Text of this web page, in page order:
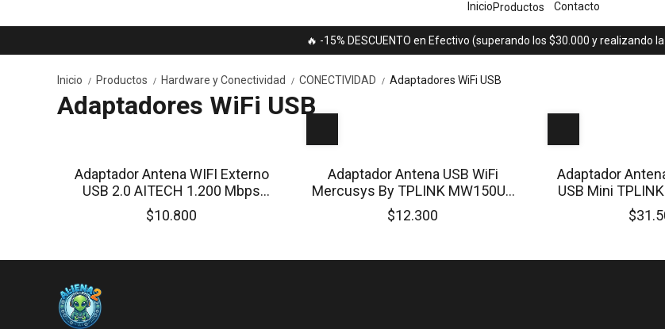
🔥 -15% DESCUENTO en Efectivo (superando los $30.000 y realizando
InicioProductos Contacto
Inicio / Productos / Hardware y Conectividad / CONECTIVIDAD / Adaptadores WiFi USB
Adaptadores WiFi USB
SIN STOCK
Adaptador Antena WIFI Externo
USB 2.0 AITECH 1.200 Mbps
Antena Externa Desmontable
$10.800
Adaptador Antena USB WiFi
Mercusys By TPLINK MW150US
Tamaño MINI 150 Mbps
$12.300
Adaptador
USB Mini
Mbps